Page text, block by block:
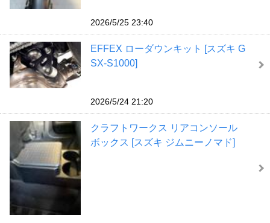
2026/5/25 23:40
EFFEX ローダウンキット [スズキ G
SX-S1000]
2026/5/24 21:20
クラフトワークス リアコンソール
ボックス [スズキ ジムニーノマド]